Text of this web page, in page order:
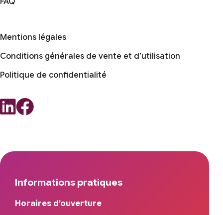
Mentions légales
Conditions générales de vente et d’utilisation
Politique de confidentialité
Informations pratiques
Horaires d’ouverture